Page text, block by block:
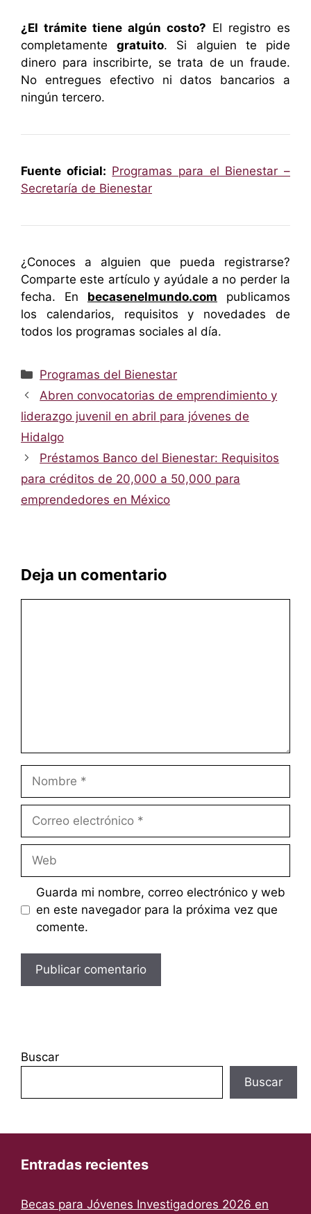
¿El trámite tiene algún costo? El registro es
completamentegratuito. Si alguien te pide
dinero para inscribirte, se trata de un fraude.
No entregues efectivo ni datos bancarios a
ningún tercero.
Fuente oficial: Programas para el Bienestar –
Secretaría de Bienestar
¿Conoces a alguien que pueda registrarse?
Comparte este artículo y ayúdale a no perder la
fecha. En becasenelmundo.com publicamos
los calendarios, requisitos y novedades de
todos los programas sociales al día.
Categorías
Programas del Bienestar
Abren convocatorias de emprendimiento y
liderazgo juvenil en abril para jóvenes de
Hidalgo
Préstamos Banco del Bienestar: Requisitos
para créditos de 20,000 a 50,000 para
emprendedores en México
Deja un comentario
electrónico
Guarda mi nombre, correo electrónico y web
en este navegador para la próxima vez que
comente.
Buscar
Buscar
Entradas recientes
Becas para Jóvenes Investigadores 2026 en